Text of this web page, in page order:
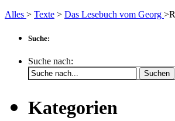
Alles > Texte > Das Lesebuch vom Georg
Suche:
Suche nach:
Suchen
Kategorien